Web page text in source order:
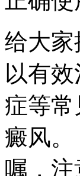
给大
以有
症等
癜风
嘱，